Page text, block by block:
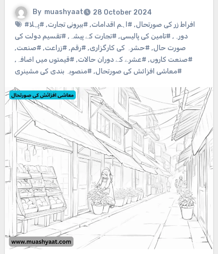
By muashyaat
28 October 2024
#افراط زر کی صورتحال, #اہم اقدامات, #بیرونی تجارت, #پہلا
دورہ , #تامین کی پالیسی, #تجارت کے پیشہ , #تقسیم دولت کی
صورت حال, #حشرہ کی کارگزاری, #رقم, #زراعت, #صنعت,
#صنعت کاروں, #عشرے کے دوران حالات, #قیمتوں میں اضافہ ,
#معاشی افزائش کی صورتحال, #منصوبہ بندی کی مشینری